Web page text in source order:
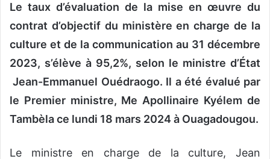
e
l
Le taux d’évaluation de la mise en œuvre du
contrat d’objectif du ministère en charge de la
culture et de la communication au 31 décembre
2023, s’élève à 95,2%, selon le ministre d’État
Jean-Emmanuel Ouédraogo. Il a été évalué par
le Premier ministre, Me Apollinaire Kyélem de
Tambèla ce lundi 18 mars 2024 à Ouagadougou.
Le ministre en charge de la culture, Jean